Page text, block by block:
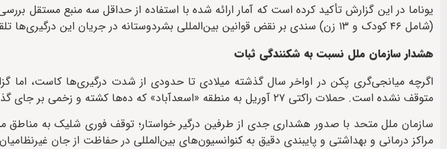
یوناما در این گزارش تأکید کرده است که آمار ارائه شده با استفاده از حداقل سه منبع مستقل
(شامل ۴۶ کودک و ۱۳ زن) سندی بر نقض قوانین بین‌المللی بشردوستانه در جریان این درگیری‌ها تلقی می‌شود.
هشدار سازمان ملل نسبت به شکنندگی ثبات
اگرچه میانجی‌گری پکن در اواخر سال گذشته میلادی تا حدودی از شدت درگیری‌ها کاست، اما
متوقف نشده است. حملات راکتی ۲۷ آوریل به منطقه «اسعدآباد» که ده‌ها کشته و زخمی بر جای گذاشت، شاهدی بر تداوم این وضعیت بحرانی است.
سازمان ملل متحد با صدور هشداری جدی از طرفین درگیر خواستار؛ توقف فوری شلیک به مناطق
مراکز درمانی و بهداشتی و پایبندی دقیق به کنوانسیون‌های بین‌المللی در حفاظت از جان